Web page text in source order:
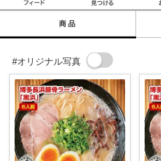
商品
#オリジナル写真